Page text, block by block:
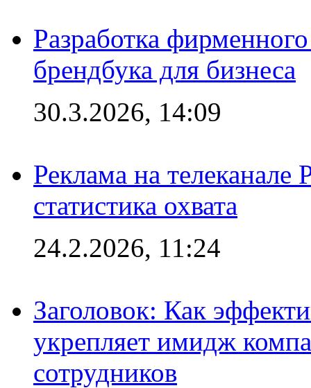
Разработка
брендбука для бизнеса
30.3.2026, 14:09
Реклама на
статистика охвата
24.2.2026, 11:24
Заголовок: Как
укрепляет имидж
сотрудников